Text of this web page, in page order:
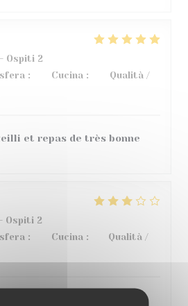
Ospiti 2
: Cucina :
Qualità /
et repas de très bonne
Ospiti 2
: Cucina :
Qualità /
bonne ambiance, en